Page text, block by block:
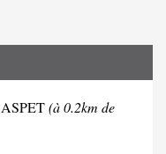
ASPET(à 0.2km de